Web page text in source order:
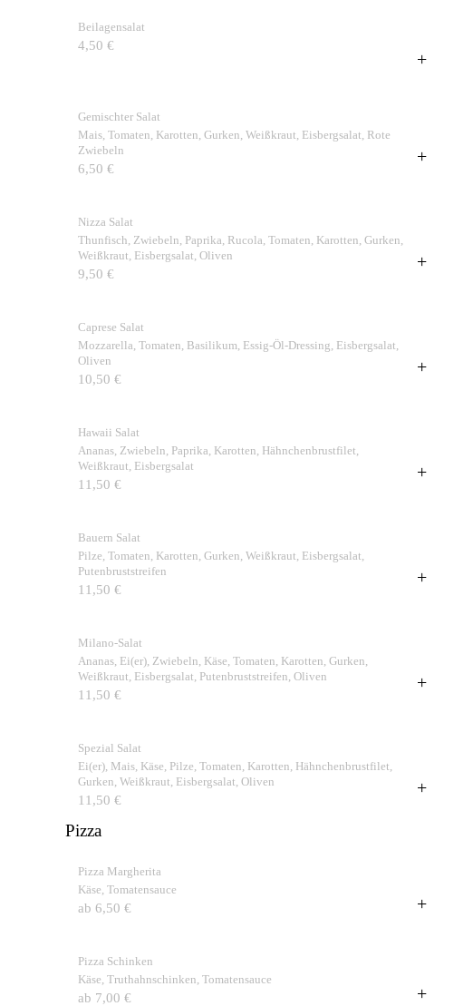
Beilagensalat
4,50 €
+
Gemischter Salat
Mais, Tomaten, Karotten, Gurken, Weißkraut, Eisbergsalat, Rote
Zwiebeln
6,50 €
+
Nizza Salat
Thunfisch, Zwiebeln, Paprika, Rucola, Tomaten, Karotten, Gurken,
Weißkraut, Eisbergsalat, Oliven
9,50 €
+
Caprese Salat
Mozzarella, Tomaten, Basilikum, Essig-Öl-Dressing, Eisbergsalat,
Oliven
10,50 €
+
Hawaii Salat
Ananas, Zwiebeln, Paprika, Karotten, Hähnchenbrustfilet,
Weißkraut, Eisbergsalat
11,50 €
+
Bauern Salat
Pilze, Tomaten, Karotten, Gurken, Weißkraut, Eisbergsalat,
Putenbruststreifen
11,50 €
+
Milano-Salat
Ananas, Ei(er), Zwiebeln, Käse, Tomaten, Karotten, Gurken,
Weißkraut, Eisbergsalat, Putenbruststreifen, Oliven
11,50 €
+
Spezial Salat
Ei(er), Mais, Käse, Pilze, Tomaten, Karotten, Hähnchenbrustfilet,
Gurken, Weißkraut, Eisbergsalat, Oliven
11,50 €
+
Pizza
Pizza Margherita
Käse, Tomatensauce
ab 6,50 € +
Pizza Schinken
Käse, Truthahnschinken, Tomatensauce
ab 7,00 € +